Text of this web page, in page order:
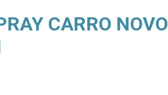
CARRO NOVO